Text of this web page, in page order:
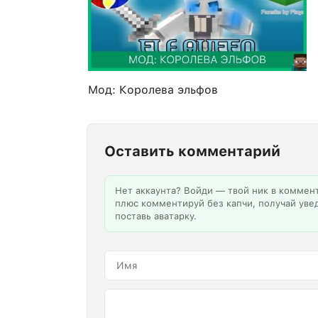
Мод: Королева эльфов
Оставить комментарий
Нет аккаунта? Войди — твой ник в
плюс комментируй без капчи, получай
поставь аватарку.